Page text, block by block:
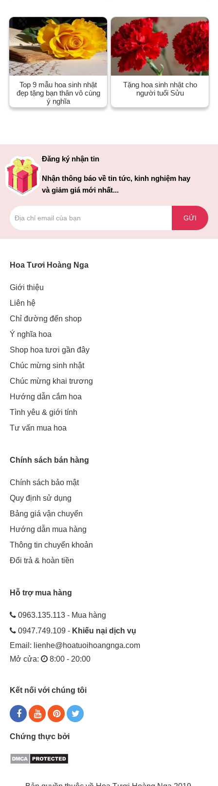
Top 9 mẫu hoa sinh nhật
đẹp tặng bạn thân vô cùng
ý nghĩa
Tặng hoa sinh nhật cho
người tuổi Sửu
Đăng ký nhận tin
Nhận thông báo về tin tức, kinh nghiệm hay
và giảm giá mới nhất...
GỬI
Hoa Tươi Hoàng Nga
Giới thiệu
Liên hệ
Chỉ đường đến shop
Ý nghĩa hoa
Shop hoa tươi gần đây
Chúc mừng sinh nhật
Chúc mừng khai trương
Hướng dẫn cắm hoa
Tình yêu & giới tính
Tư vấn mua hoa
Chính sách bán hàng
Chính sách bảo mật
Quy định sử dụng
Bảng giá vận chuyển
Hướng dẫn mua hàng
Thông tin chuyển khoản
Đổi trả & hoàn tiền
Hỗ trợ mua hàng
0963.135.113 - Mua hàng
0947.749.109 - Khiếu nại dịch vụ
Email: lienhe@hoatuoihoangnga.com
Mở cửa:
8:00 - 20:00
Kết nối với chúng tôi
Chứng thực bởi